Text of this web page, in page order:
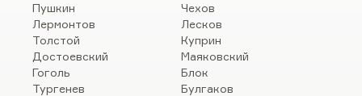
Пушкин
Лермонтов
Толстой
Достоевский
Гоголь
Тургенев
Чехов
Лесков
Куприн
Маяковский
Блок
Булгаков